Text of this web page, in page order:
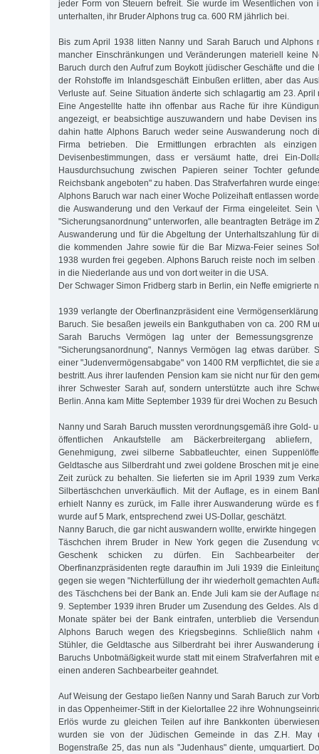
jeder Form von Steuern befreit. Sie wurde im Wesentlichen von
unterhalten, ihr Bruder Alphons trug ca. 600 RM jährlich bei.
Bis zum April 1938 litten Nanny und Sarah Baruch und Alphons
mancher Einschränkungen und Veränderungen materiell keine
Baruch durch den Aufruf zum Boykott jüdischer Geschäfte und die
der Rohstoffe im Inlandsgeschäft Einbußen erlitten, aber das
Verluste auf. Seine Situation änderte sich schlagartig am 23. April
Eine Angestellte hatte ihn offenbar aus Rache für ihre
angezeigt, er beabsichtige auszuwandern und habe Devisen ins
dahin hatte Alphons Baruch weder seine Auswanderung noch
Firma betrieben. Die Ermittlungen erbrachten als
Devisenbestimmungen, dass er versäumt hatte, drei Ein-
Hausdurchsuchung zwischen Papieren seiner Tochter
Reichsbank angeboten" zu haben. Das Strafverfahren wurde
Alphons Baruch war nach einer Woche Polizeihaft entlassen
die Auswanderung und den Verkauf der Firma eingeleitet. Sein
"Sicherungsanordnung" unterworfen, alle beantragten Beträge im
Auswanderung und für die Abgeltung der Unterhaltszahlung für
die kommenden Jahre sowie für die Bar Mizwa-Feier seines
1938 wurden frei gegeben. Alphons Baruch reiste noch im
in die Niederlande aus und von dort weiter in die USA.
Der Schwager Simon Fridberg starb in Berlin, ein Neffe emigrierte
1939 verlangte der Oberfinanzpräsident eine
Baruch. Sie besaßen jeweils ein Bankguthaben von ca. 200 RM
Sarah Baruchs Vermögen lag unter der
"Sicherungsanordnung", Nannys Vermögen lag etwas darüber.
einer "Judenvermögensabgabe" von 1400 RM verpflichtet, die sie
bestritt. Aus ihrer laufenden Pension kam sie nicht nur für den
ihrer Schwester Sarah auf, sondern unterstützte auch ihre
Berlin. Anna kam Mitte September 1939 für drei Wochen zu
Nanny und Sarah Baruch mussten verordnungsgemäß ihre Gold-
öffentlichen Ankaufstelle am Bäckerbreitergang
Genehmigung, zwei silberne Sabbatleuchter, einen
Geldtasche aus Silberdraht und zwei goldene Broschen mit je
Zeit zurück zu behalten. Sie lieferten sie im April 1939 zum
Silbertäschchen unverkäuflich. Mit der Auflage, es in einem
erhielt Nanny es zurück, im Falle ihrer Auswanderung würde es
wurde auf 5 Mark, entsprechend zwei US-Dollar, geschätzt.
Nanny Baruch, die gar nicht auswandern wollte, erwirkte
Täschchen ihrem Bruder in New York gegen die Zusendung
Geschenk schicken zu dürfen. Ein Sachbearbeiter
Oberfinanzpräsidenten regte daraufhin im Juli 1939 die
gegen sie wegen "Nichterfüllung der ihr wiederholt gemachten
des Täschchens bei der Bank an. Ende Juli kam sie der Auflage
9. September 1939 ihren Bruder um Zusendung des Geldes. Als
Monate später bei der Bank eintrafen, unterblieb die
Alphons Baruch wegen des Kriegsbeginns. Schließlich nahm
Stühler, die Geldtasche aus Silberdraht bei ihrer
Baruchs Unbotmäßigkeit wurde statt mit einem Strafverfahren mit
einen anderen Sachbearbeiter geahndet.
Auf Weisung der Gestapo ließen Nanny und Sarah Baruch zur
in das Oppenheimer-Stift in der Kielortallee 22 ihre
Erlös wurde zu gleichen Teilen auf ihre Bankkonten
wurden sie von der Jüdischen Gemeinde in das Z.H.
Bogenstraße 25, das nun als "Judenhaus" diente, umquartiert.